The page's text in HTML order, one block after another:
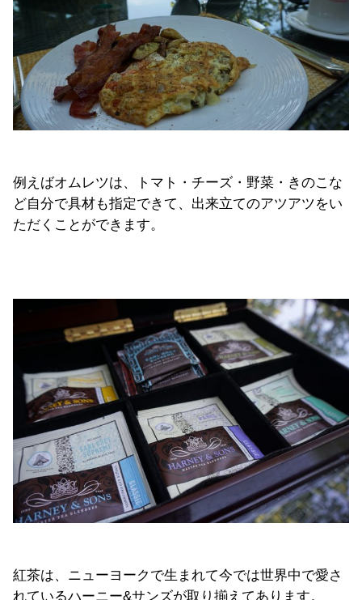
例えばオムレツは、トマト・チーズ・野菜・きのこな
ど自分で具材も指定できて、出来立てのアツアツをい
ただくことができます。
紅茶は、ニューヨークで生まれて今では世界中で愛さ
れているハーニー&サンズが取り揃えてあります。